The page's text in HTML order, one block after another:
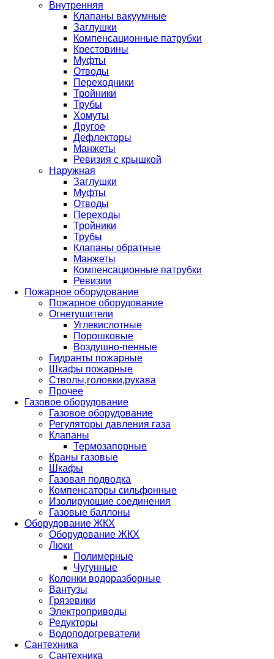
Внутренняя
Клапаны вакуумные
Заглушки
Компенсационные патрубки
Крестовины
Муфты
Отводы
Переходники
Тройники
Трубы
Хомуты
Другое
Дефлекторы
Манжеты
Ревизия с крышкой
Наружная
Заглушки
Муфты
Отводы
Переходы
Тройники
Трубы
Клапаны обратные
Манжеты
Компенсационные патрубки
Ревизии
Пожарное оборудование
Пожарное оборудование
Огнетушители
Углекислотные
Порошковые
Воздушно-пенные
Гидранты пожарные
Шкафы пожарные
Стволы,головки,рукава
Прочее
Газовое оборудование
Газовое оборудование
Регуляторы давления газа
Клапаны
Термозапорные
Краны газовые
Шкафы
Газовая подводка
Компенсаторы сильфонные
Изолирующие соединения
Газовые баллоны
Оборудование ЖКХ
Оборудование ЖКХ
Люки
Полимерные
Чугунные
Колонки водоразборные
Вантузы
Грязевики
Электроприводы
Редукторы
Водоподогреватели
Сантехника
Сантехника